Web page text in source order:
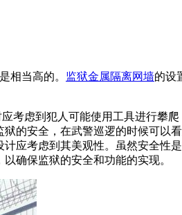
相当高的。 监狱金属隔离网墙的设
虑到犯人可能使用工具进行攀
的安全，在武警巡逻的时候可以
计应考虑到其美观性。虽然安全性
确保监狱的安全和功能的实现。